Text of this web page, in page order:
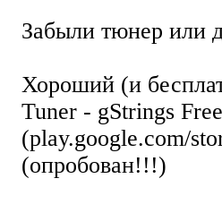
Забыли тюнер или
Хороший (и
Tuner - gStrings Free
(play.google.com/
(опробован!!!)